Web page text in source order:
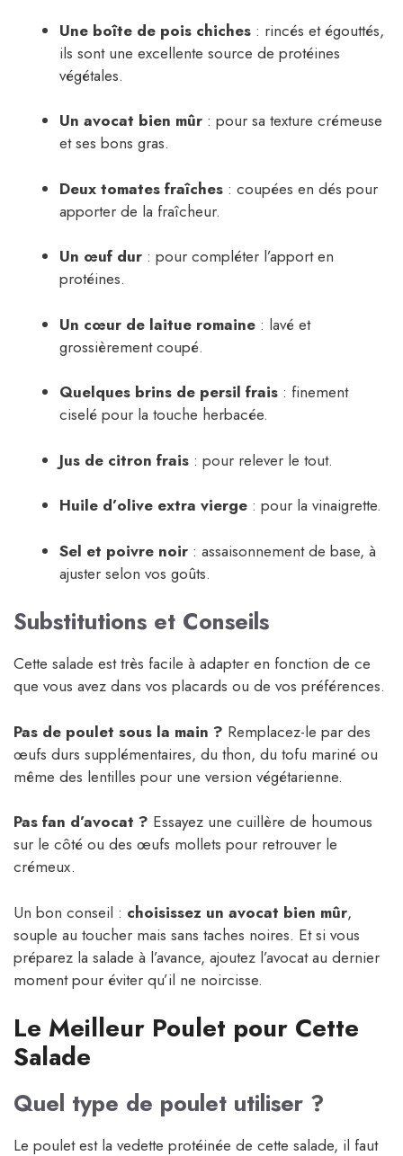
Une boîte de pois chiches : rincés et égouttés,
ils sont une excellente source de protéines
végétales.
Un avocat bien mûr : pour sa texture crémeuse
et ses bons gras.
Deux tomates fraîches : coupées en dés pour
apporter de la fraîcheur.
Un œuf dur : pour compléter l’apport en
protéines.
Un cœur de laitue romaine : lavé et
grossièrement coupé.
Quelques brins de persil frais : finement
ciselé pour la touche herbacée.
Jus de citron frais : pour relever le tout.
Huile d’olive extra vierge : pour la vinaigrette.
Sel et poivre noir : assaisonnement de base, à
ajuster selon vos goûts.
Substitutions et Conseils
Cette salade est très facile à adapter en fonction de ce
que vous avez dans vos placards ou de vos préférences.
Pas de poulet sous la main ? Remplacez-le par des
œufs durs supplémentaires, du thon, du tofu mariné ou
même des lentilles pour une version végétarienne.
Pas fan d’avocat ? Essayez une cuillère de houmous
sur le côté ou des œufs mollets pour retrouver le
crémeux.
Un bon conseil : choisissez un avocat bien mûr,
souple au toucher mais sans taches noires. Et si vous
préparez la salade à l’avance, ajoutez l’avocat au dernier
moment pour éviter qu’il ne noircisse.
Le Meilleur Poulet pour Cette
Salade
Quel type de poulet utiliser ?
Le poulet est la vedette protéinée de cette salade, il faut